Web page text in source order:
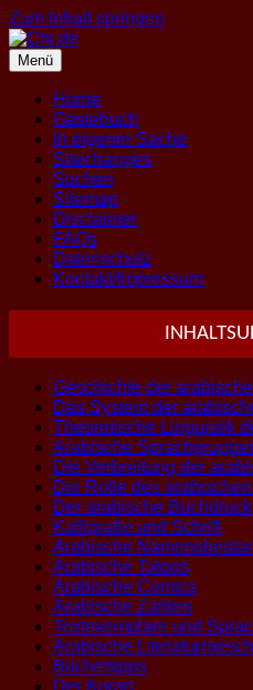
Zum Inhalt springen
Menü
Home
Gästebuch
In eigener Sache
Sitechanges
Suchen
Sitemap
Disclaimer
FAQs
Datenschutz
Kontakt/Impressum
Geschichte der
Das System der
Theoretische Linguistik
Arabische
Die Verbreitung der
Die Rolle des
Der arabische Buchdruck
Kalligrafie und Schrift
Arabische
Arabische Tatoos
Arabische Comics
Arabische Zahlen
Textexemplare und
Arabische
Büchertipps